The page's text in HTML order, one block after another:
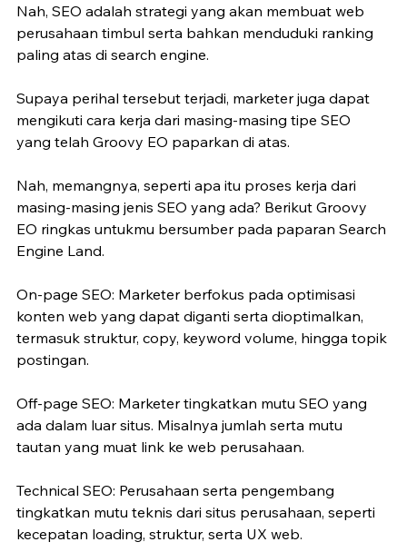
Nah, SEO adalah strategi yang akan membuat web
perusahaan timbul serta bahkan menduduki ranking
paling atas di search engine.
Supaya perihal tersebut terjadi, marketer juga dapat
mengikuti cara kerja dari masing-masing tipe SEO
yang telah Groovy EO paparkan di atas.
Nah, memangnya, seperti apa itu proses kerja dari
masing-masing jenis SEO yang ada? Berikut Groovy
EO ringkas untukmu bersumber pada paparan Search
Engine Land.
On-page SEO: Marketer berfokus pada optimisasi
konten web yang dapat diganti serta dioptimalkan,
termasuk struktur, copy, keyword volume, hingga topik
postingan.
Off-page SEO: Marketer tingkatkan mutu SEO yang
ada dalam luar situs. Misalnya jumlah serta mutu
tautan yang muat link ke web perusahaan.
Technical SEO: Perusahaan serta pengembang
tingkatkan mutu teknis dari situs perusahaan, seperti
kecepatan loading, struktur, serta UX web.